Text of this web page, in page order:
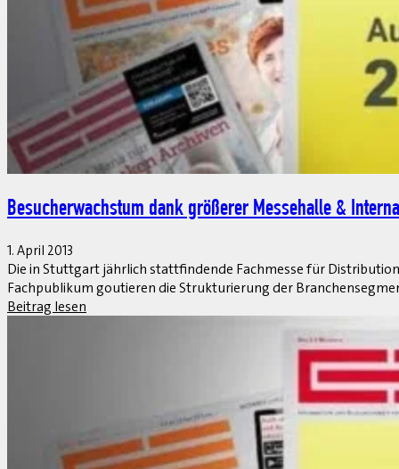
Mobile und Cloud Computing öffnen den Weg zu Open
Seit 2011 bietet SAP mit NetWeaver Gateway eine
Schnittstelle einen einfachen, kontrollierten Zugang zu den
Interface-Bereich optimiert. Dadurch lassen sich
Beitrag lesen